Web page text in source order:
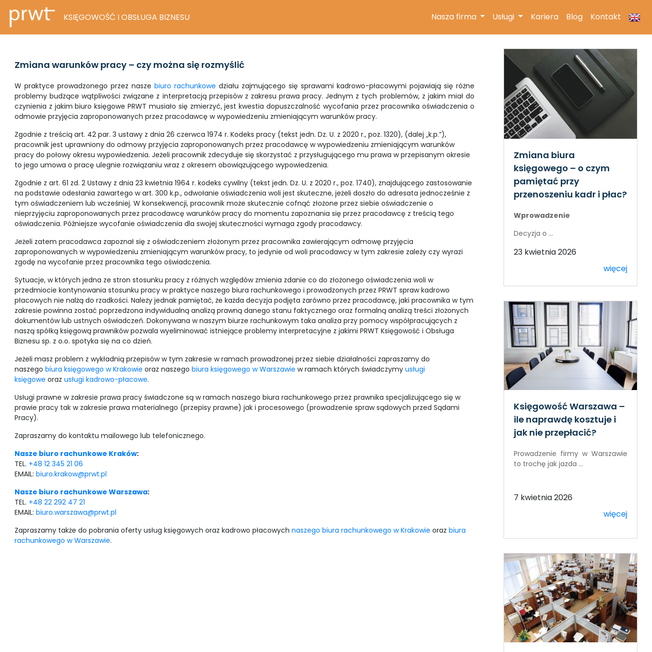
KSIĘGOWOŚĆ I OBSŁUGA BIZNESU Nasza firma (current)
Usługi Kariera Blog Kontakt
Zmiana warunków pracy – czy można się rozmyślić
W praktyce prowadzonego przez nasze biuro rachunkowe działu zajmującego się sprawami kadrowo-płacowymi pojawiają się różne
problemy budzące wątpliwości związane z interpretacją przepisów z zakresu prawa pracy. Jednym z tych problemów, z jakim miał do
czynienia z jakim biuro księgowe PRWT musiało się zmierzyć, jest kwestia dopuszczalność wycofania przez pracownika oświadczenia o
odmowie przyjęcia zaproponowanych przez pracodawcę w wypowiedzeniu zmieniającym warunków pracy.
Zgodnie z treścią art. 42 par. 3 ustawy z dnia 26 czerwca 1974 r. Kodeks pracy (tekst jedn. Dz. U. z 2020 r., poz. 1320), (dalej „k.p.”),
pracownik jest uprawniony do odmowy przyjęcia zaproponowanych przez pracodawcę w wypowiedzeniu zmieniającym warunków
pracy do połowy okresu wypowiedzenia. Jeżeli pracownik zdecyduje się skorzystać z przysługującego mu prawa w przepisanym okresie
to jego umowa o pracę ulegnie rozwiązaniu wraz z okresem obowiązującego wypowiedzenia.
Zgodnie z art. 61 zd. 2 Ustawy z dnia 23 kwietnia 1964 r. kodeks cywilny (tekst jedn. Dz. U. z 2020 r., poz. 1740), znajdującego zastosowanie
na podstawie odesłania zawartego w art. 300 k.p., odwołanie oświadczenia woli jest skuteczne, jeżeli doszło do adresata jednocześnie z
tym oświadczeniem lub wcześniej. W konsekwencji, pracownik może skutecznie cofnąć złożone przez siebie oświadczenie o
nieprzyjęciu zaproponowanych przez pracodawcę warunków pracy do momentu zapoznania się przez pracodawcę z treścią tego
oświadczenia. Późniejsze wycofanie oświadczenia dla swojej skuteczności wymaga zgody pracodawcy.
Jeżeli zatem pracodawca zapoznał się z oświadczeniem złożonym przez pracownika zawierającym odmowę przyjęcia
zaproponowanych w wypowiedzeniu zmieniającym warunków pracy, to jedynie od woli pracodawcy w tym zakresie zależy czy wyrazi
zgodę na wycofanie przez pracownika tego oświadczenia.
Sytuacje, w których jedna ze stron stosunku pracy z różnych względów zmienia zdanie co do złożonego oświadczenia woli w
przedmiocie kontynowania stosunku pracy w praktyce naszego biura rachunkowego i prowadzonych przez PRWT spraw kadrowo
płacowych nie nalżą do rzadkości. Należy jednak pamiętać, że każda decyzja podjęta zarówno przez pracodawcę, jaki pracownika w tym
zakresie powinna zostać poprzedzona indywidualną analizą prawną danego stanu faktycznego oraz formalną analizą treści złożonych
dokumentów lub ustnych oświadczeń. Dokonywana w naszym biurze rachunkowym taka analiza przy pomocy współpracujących z
naszą spółką księgową prawników pozwala wyeliminować istniejące problemy interpretacyjne z jakimi PRWT Księgowość i Obsługa
Biznesu sp. z o.o. spotyka się na co dzień.
Jeżeli masz problem z wykładnią przepisów w tym zakresie w ramach prowadzonej przez siebie działalności zapraszamy do
naszego biura księgowego w Krakowie oraz naszego biura księgowego w Warszawie w ramach których świadczymy usługi
księgowe oraz usługi kadrowo-płacowe.
Usługi prawne w zakresie prawa pracy świadczone są w ramach naszego biura rachunkowego przez prawnika specjalizującego się w
prawie pracy tak w zakresie prawa materialnego (przepisy prawne) jak i procesowego (prowadzenie spraw sądowych przed Sądami
Pracy).
Zapraszamy do kontaktu mailowego lub telefonicznego.
Nasze biuro rachunkowe Kraków:
TEL. +48 12 345 21 06
EMAIL: biuro.krakow@prwt.pl
Nasze biuro rachunkowe Warszawa:
TEL. +48 22 292 47 21
EMAIL: biuro.warszawa@prwt.pl
Zapraszamy także do pobrania oferty usług księgowych oraz kadrowo płacowych naszego biura rachunkowego w Krakowie oraz biura
rachunkowego w Warszawie.
Zmiana biura
księgowego – o czym
pamiętać przy
przenoszeniu kadr i płac?
Wprowadzenie
Decyzja o ...
23 kwietnia 2026
więcej
Księgowość Warszawa –
ile naprawdę kosztuje i
jak nie przepłacić?
Prowadzenie firmy w Warszawie
to trochę jak jazda ...
7 kwietnia 2026
więcej